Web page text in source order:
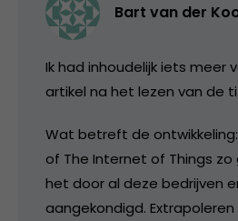
Bart van der
Ik had inhoudelijk iets meer
artikel na het lezen van de
Wat betreft de
of The Internet of Things
het door al deze bedrijven
aangekondigd.